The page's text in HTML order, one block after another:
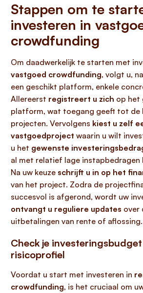
Stappen om te
investeren in
crowdfunding
Om daadwerkelijk te starten met
vastgoed crowdfunding, volgt u,
een geschikt platform, enkele
Allereerst registreert u zich op het
platform, wat toegang geeft tot de
projecten. Vervolgens kiest u zelf
vastgoedproject waarin u wilt
u het gewenste
al met relatief lage instapbedragen
Na uw keuze schrijft u in op het
van het project. Zodra de
succesvol is afgerond, wordt uw
ontvangt u reguliere updates over
uitbetalingen van rente of aflossing.
Check je
risicoprofiel
Voordat u start met investeren in
crowdfunding, is het cruciaal om